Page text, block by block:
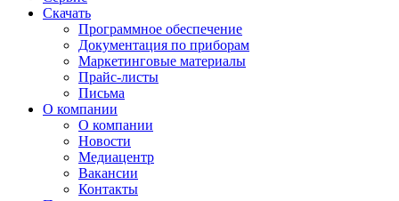
Скачать
Программное обеспечение
Документация по приборам
Маркетинговые материалы
Прайс-листы
Письма
О компании
О компании
Новости
Медиацентр
Вакансии
Контакты